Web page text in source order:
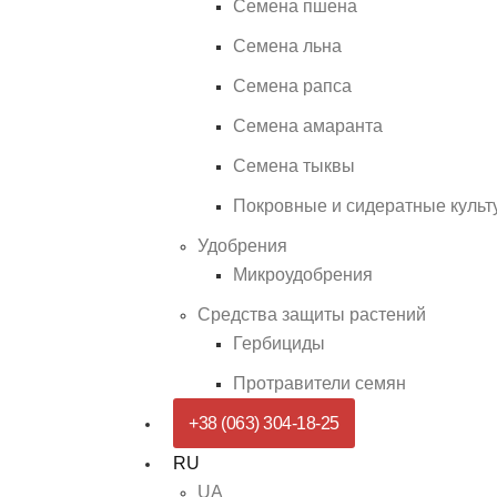
Семена пшена
Семена льна
Семена рапса
Семена амаранта
Семена тыквы
Покровные и сидератные
Удобрения
Микроудобрения
Средства защиты растений
Гербициды
Протравители семян
+38 (063) 304-18-25
RU
UA